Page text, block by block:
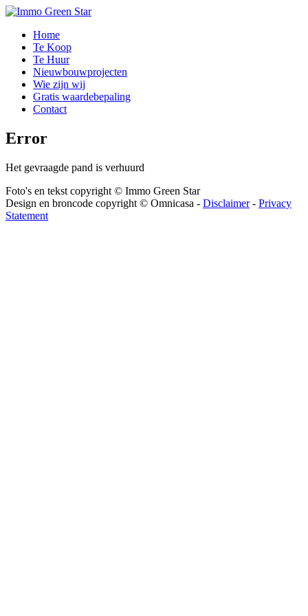
Home
Te Koop
Te Huur
Nieuwbouwprojecten
Wie zijn wij
Gratis waardebepaling
Contact
Error
Het gevraagde pand is verhuurd
Foto's en tekst copyright © Immo Green Star
Design en broncode copyright © Omnicasa - Disclaimer- Privacy
Statement